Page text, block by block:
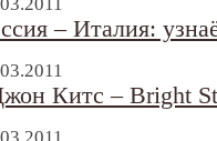
– Италия:
Китс – Bright